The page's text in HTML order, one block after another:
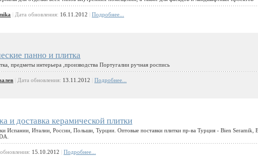
Дата обновления: 16.11.2012 Подробнее...
панно и плитка
предметы интерьера ,производства Португалии ручная роспись
Дата обновления: 13.11.2012 Подробнее...
доставка керамической плитки
Испании, Италии, России, Польши, Турции. Оптовые поставки плитки пр-ва Турция - Bien Seramik,
15.10.2012 Подробнее...